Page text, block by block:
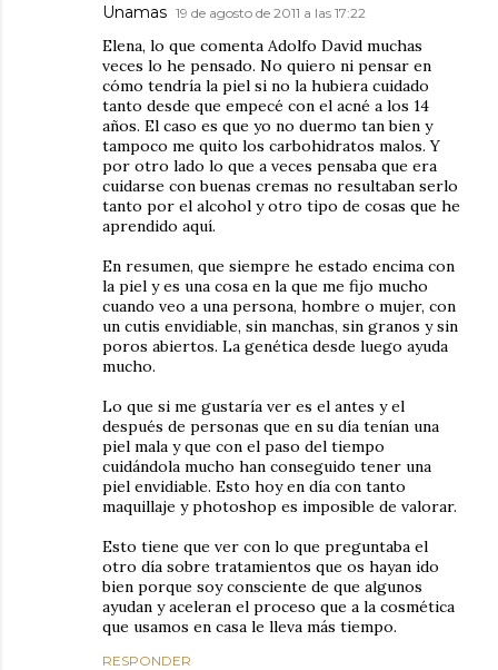
Unamas 19 de agosto de 2011 a las 17:22
Elena, lo que comenta Adolfo David muchas
veces lo he pensado. No quiero ni pensar en
cómo tendría la piel si no la hubiera cuidado
tanto desde que empecé con el acné a los 14
años. El caso es que yo no duermo tan bien y
tampoco me quito los carbohidratos malos. Y
por otro lado lo que a veces pensaba que era
cuidarse con buenas cremas no resultaban serlo
tanto por el alcohol y otro tipo de cosas que he
aprendido aquí.
En resumen, que siempre he estado encima con
la piel y es una cosa en la que me fijo mucho
cuando veo a una persona, hombre o mujer, con
un cutis envidiable, sin manchas, sin granos y sin
poros abiertos. La genética desde luego ayuda
mucho.
Lo que si me gustaría ver es el antes y el
después de personas que en su día tenían una
piel mala y que con el paso del tiempo
cuidándola mucho han conseguido tener una
piel envidiable. Esto hoy en día con tanto
maquillaje y photoshop es imposible de valorar.
Esto tiene que ver con lo que preguntaba el
otro día sobre tratamientos que os hayan ido
bien porque soy consciente de que algunos
ayudan y aceleran el proceso que a la cosmética
que usamos en casa le lleva más tiempo.
RESPONDER